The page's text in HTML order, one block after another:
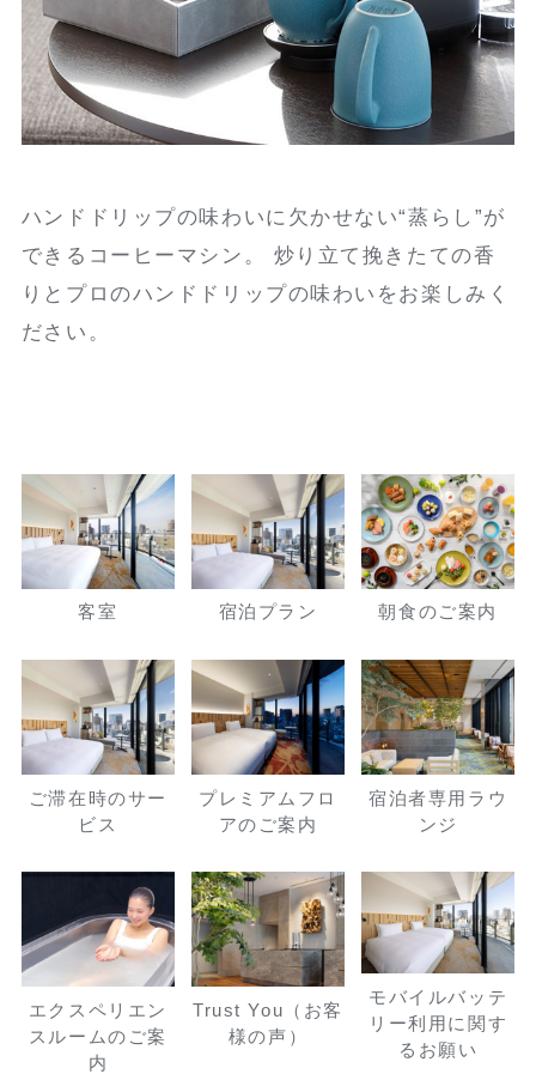
ハンドドリップの味わいに欠かせない“蒸らし”が
できるコーヒーマシン。 炒り立て挽きたての香
りとプロのハンドドリップの味わいをお楽しみく
ださい。
客室 宿泊プラン 朝食のご案内
ご滞在時のサー
ビス
プレミアムフロ
アのご案内
宿泊者専用ラウ
ンジ
エクスペリエン
スルームのご案
内
Trust You（お客
様の声）
モバイルバッテ
リー利用に関す
るお願い